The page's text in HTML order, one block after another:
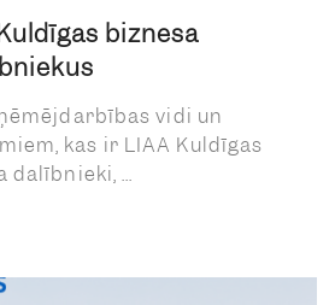
biznesa
vidi un
kas ir LIAA Kuldīgas
dalībnieki, ...